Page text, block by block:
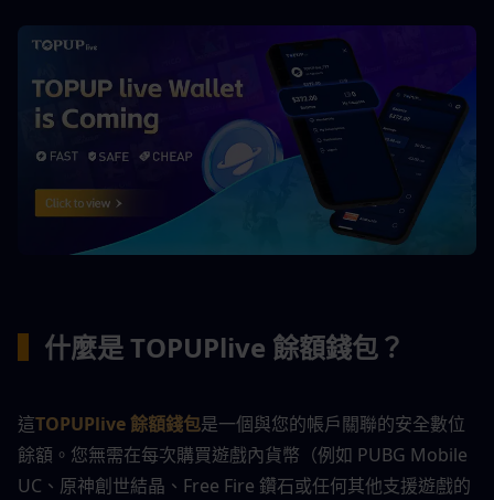
什麼是 TOPUPlive 餘額錢包？
這TOPUPlive 餘額錢包是一個與您的帳戶關聯的安全數位
餘額。您無需在每次購買遊戲內貨幣（例如 PUBG Mobile
UC、原神創世結晶、Free Fire 鑽石或任何其他支援遊戲的